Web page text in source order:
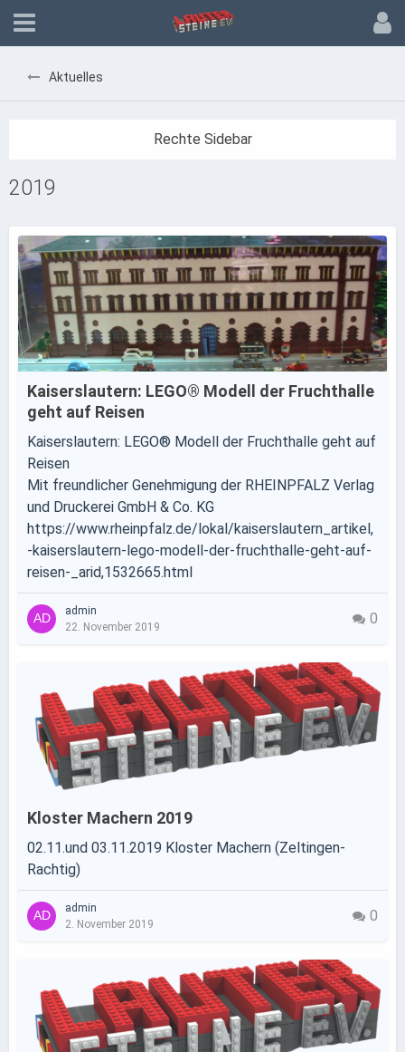
Aktuelles
2019
Kaiserslautern: LEGO® Modell der Fruchthalle
geht auf Reisen
Kaiserslautern: LEGO® Modell der Fruchthalle geht auf
Reisen
Mit freundlicher Genehmigung der RHEINPFALZ Verlag
und Druckerei GmbH & Co. KG
https://www.rheinpfalz.de/lokal/kaiserslautern_artikel,
-kaiserslautern-lego-modell-der-fruchthalle-geht-auf-
reisen-_arid,1532665.html
admin
22. November 2019
0
Kloster Machern 2019
02.11.und 03.11.2019 Kloster Machern (Zeltingen-
Rachtig)
admin
2. November 2019
0